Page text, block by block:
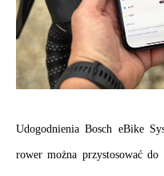
Udogodnienia Bosch eBike
rower można przystosować do